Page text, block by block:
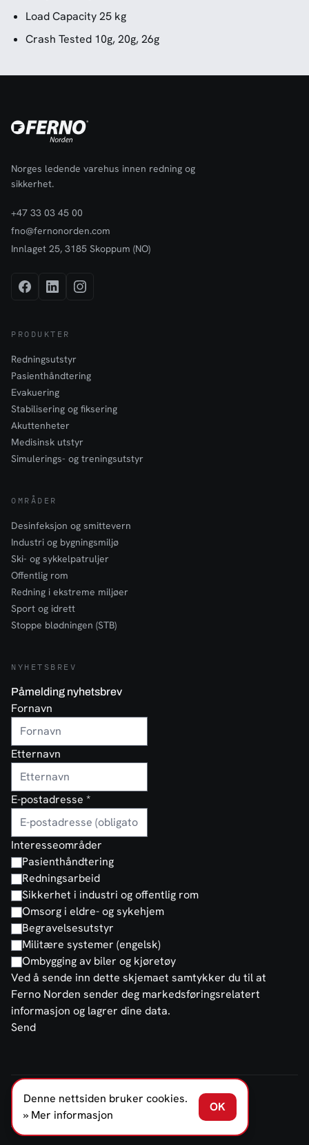
Load Capacity 25 kg
Crash Tested 10g, 20g, 26g
Norges ledende varehus innen redning og
sikkerhet.
+47 33 03 45 00
fno@fernonorden.com
Innlaget 25, 3185 Skoppum (NO)
PRODUKTER
Redningsutstyr
Pasienthåndtering
Evakuering
Stabilisering og fiksering
Akuttenheter
Medisinsk utstyr
Simulerings- og treningsutstyr
OMRÅDER
Desinfeksjon og smittevern
Industri og bygningsmiljø
Ski- og sykkelpatruljer
Offentlig rom
Redning i ekstreme miljøer
Sport og idrett
Stoppe blødningen (STB)
NYHETSBREV
Påmelding nyhetsbrev
Fornavn
Etternavn
E-postadresse *
Interesseområder
Pasienthåndtering
Redningsarbeid
Sikkerhet i industri og offentlig rom
Omsorg i eldre- og sykehjem
Begravelsesutstyr
Militære systemer (engelsk)
Ombygging av biler og kjøretøy
Ved å sende inn dette skjemaet samtykker du til at
Ferno Norden sender deg markedsføringsrelatert
informasjon og lagrer dine data.
Send
FERNO NORDEN NORGE AS © 2026
Salgs- og leveringsbetingelser
Personvernerklæring
Åpenhetsloven
Denne nettsiden bruker cookies.
» Mer informasjon
OK